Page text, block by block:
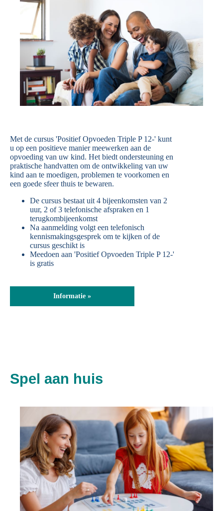
Met de cursus 'Positief Opvoeden Triple P 12-' kunt
u op een positieve manier meewerken aan de
opvoeding van uw kind. Het biedt ondersteuning en
praktische handvatten om de ontwikkeling van uw
kind aan te moedigen, problemen te voorkomen en
een goede sfeer thuis te bewaren.
De cursus bestaat uit 4 bijeenkomsten van 2
uur, 2 of 3 telefonische afspraken en 1
terugkombijeenkomst
Na aanmelding volgt een telefonisch
kennismakingsgesprek om te kijken of de
cursus geschikt is
Meedoen aan 'Positief Opvoeden Triple P 12-'
is gratis
Informatie »
Spel aan huis